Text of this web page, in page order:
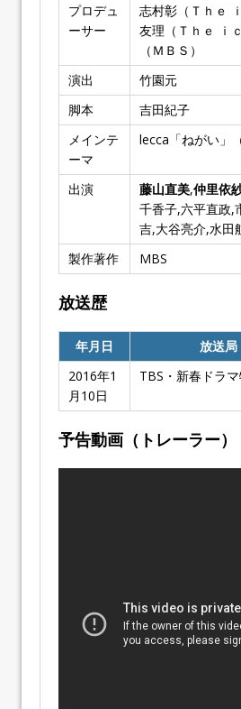
プロデュ
ーサー
志村彰（Ｔｈｅ
友理（Ｔｈｅ ｉ
（ＭＢＳ）
演出
竹園元
脚本
吉田紀子
メインテ
ーマ
lecca「ねがい」
出演 藤山直美,仲里依
千香子,六平直政,
吉,大谷亮介,水田
製作著作
MBS
放送歴
年月日
放送局
2016年1
月10日
TBS・新春ドラ
予告動画（トレーラー）